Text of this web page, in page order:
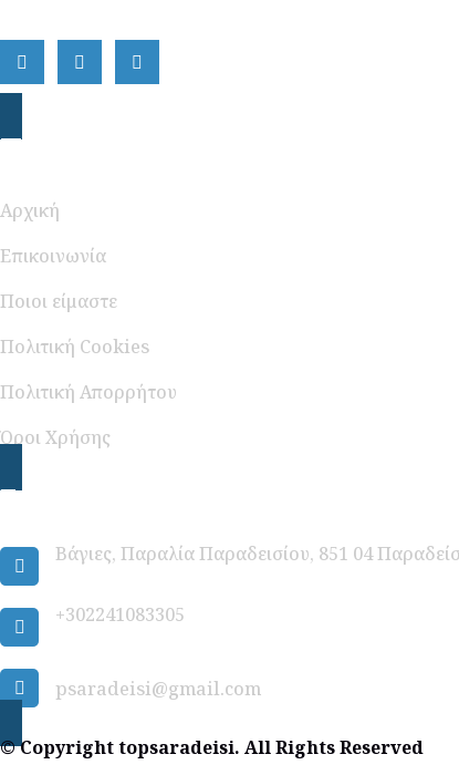
Περιήγηση
Αρχική
Επικοινωνία
Ποιοι είμαστε
Πολιτική Cookies
Πολιτική Απορρήτου
Όροι Χρήσης
Επικοινωνία
Βάγιες, Παραλία Παραδεισίου, 851 04
+302241083305
psaradeisi@gmail.com
© Copyright topsaradeisi. All Rights Reserved